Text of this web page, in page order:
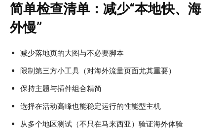
简单检查清单：减少“本地快、海
外慢”
减少落地页的大图与不必要脚本
限制第三方小工具（对海外流量页面尤其重要）
保持主题与插件组合精简
选择在活动高峰也能稳定运行的性能型主机
从多个地区测试（不只在马来西亚）验证海外体验